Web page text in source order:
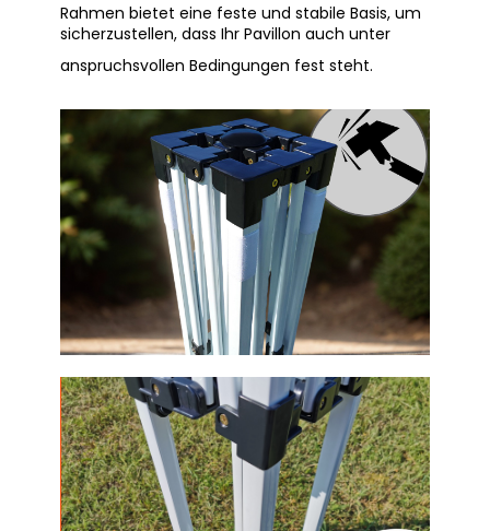
Rahmen bietet eine feste und stabile Basis, um
sicherzustellen, dass Ihr Pavillon auch unter
anspruchsvollen Bedingungen fest steht.